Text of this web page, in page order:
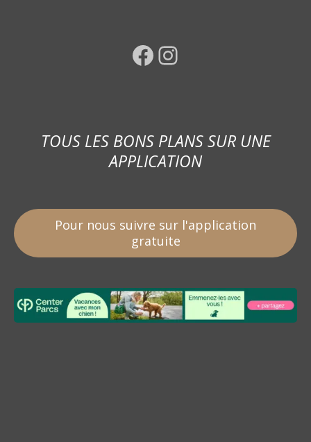
Facebook Instagram
TOUS LES BONS PLANS SUR UNE
APPLICATION
Pour nous suivre sur l'application
gratuite